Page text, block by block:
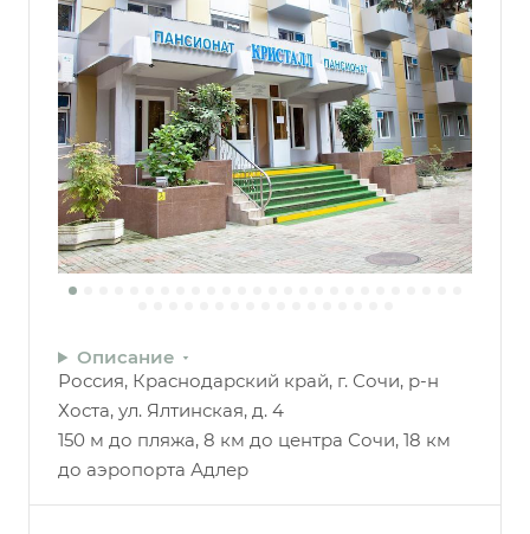
Описание
Россия, Краснодарский край, г. Сочи, р-н
Хоста, ул. Ялтинская, д. 4
150 м до пляжа, 8 км до центра Сочи, 18 км
до аэропорта Адлер